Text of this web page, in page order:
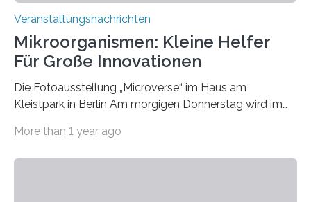
Veranstaltungsnachrichten
Mikroorganismen: Kleine Helfer
Für Große Innovationen
Die Fotoausstellung „Microverse“ im Haus am
Kleistpark in Berlin Am morgigen Donnerstag wird im
„Microverse“ mit Arbeiten der Fotografin Kathrin
More than 1 year ago